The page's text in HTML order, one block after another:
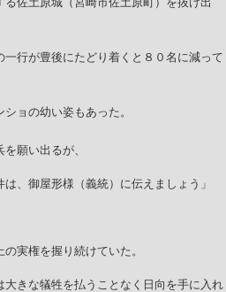
行が豊後にたどり着くと８０名に減って
ョの幼い姿もあった。
願い出るが、
、御屋形様（義統）に伝えましょう」
実権を握り続けていた。
きな犠牲を払うことなく日向を手に入れ